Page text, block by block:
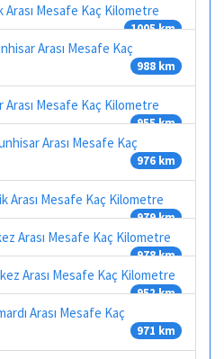
Arası Mesafe Kaç Kilometre
1005 km
Arası Mesafe Kaç
988 km
Arası Mesafe Kaç Kilometre
955 km
Arası Mesafe Kaç
976 km
Arası Mesafe Kaç Kilometre
979 km
Arası Mesafe Kaç Kilometre
978 km
Arası Mesafe Kaç Kilometre
952 km
Arası Mesafe Kaç
971 km